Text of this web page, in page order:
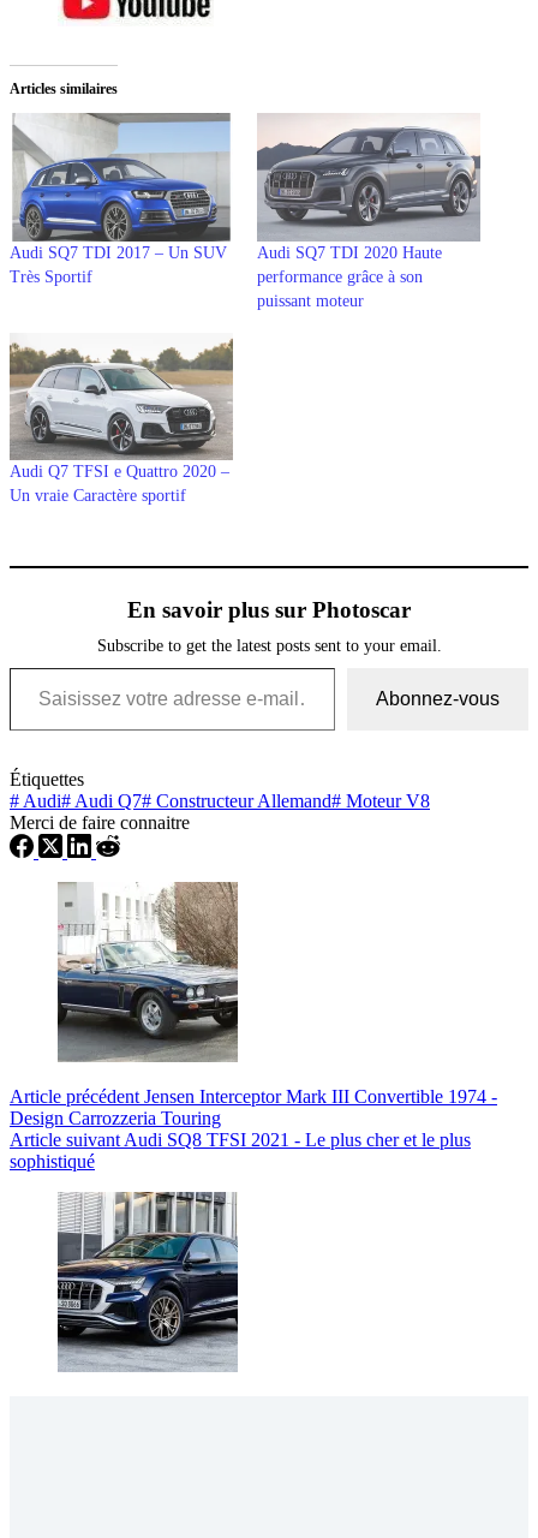
Articles similaires
Audi SQ7 TDI 2017 – Un SUV
Très Sportif
Audi SQ7 TDI 2020 Haute
performance grâce à son
puissant moteur
Audi Q7 TFSI e Quattro 2020 –
Un vraie Caractère sportif
En savoir plus sur Photoscar
Subscribe to get the latest posts sent to your email.
Saisissez votre adresse e-mail…
Abonnez-vous
Étiquettes
# Audi# Audi Q7# Constructeur Allemand# Moteur V8
Merci de faire connaitre
Article précédent Jensen Interceptor Mark III Convertible 1974 -
Design Carrozzeria Touring
Article suivant Audi SQ8 TFSI 2021 - Le plus cher et le plus
sophistiqué